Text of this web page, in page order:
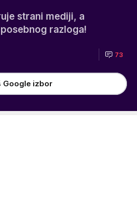
strani mediji, a
razloga!
73
Google izbor